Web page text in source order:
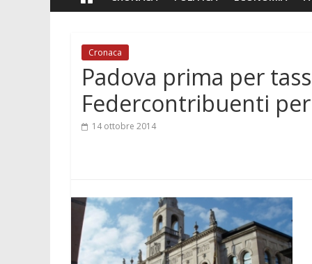
Cronaca
Padova prima per
Federcontribuenti
14 ottobre 2014